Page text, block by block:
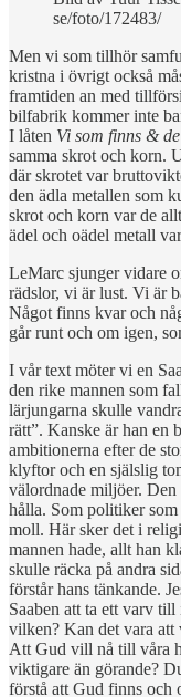
se/foto/172483/
Men vi som tillhör
kristna i övrigt också
framtiden an med
bilfabrik kommer inte
I låten Vi som finns &
samma skrot och korn.
där skrotet var
den ädla metallen som
skrot och korn var de
ädel och oädel metall
LeMarc sjunger vidare
rädslor, vi är lust. Vi är
Något finns kvar och
går runt och om igen,
I vår text möter vi en
den rike mannen som
lärjungarna skulle
rätt”. Kanske är han en
ambitionerna efter de
klyftor och en själslig
välordnade miljöer.
hålla. Som politiker som
moll. Här sker det i
mannen hade, allt han
skulle räcka på andra
förstår hans tänkande.
Saaben att ta ett varv
vilken? Kan det vara att
Att Gud vill nå till våra
viktigare än görande?
förstå att Gud finns och